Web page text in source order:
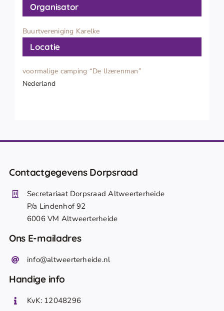
Locatie
voormalige camping “De IJzerenman”
Nederland
Organisator
Buurtvereniging Karelke
Contactgegevens Dorpsraad
Secretariaat Dorpsraad Altweerterheide
P/a Lindenhof 92
6006 VM Altweerterheide
Ons E-mailadres
info@altweerterheide.nl
Handige info
KvK: 12048296